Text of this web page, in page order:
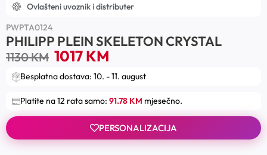
Ovlašteni uvoznik i distributer
PWPTA0124
PHILIPP PLEIN SKELETON CRYSTAL
1130KM 1017KM
Besplatna dostava: 10. - 11. august
Platite na 12 rata samo: 91.78 KM mjesečno.
PERSONALIZACIJA